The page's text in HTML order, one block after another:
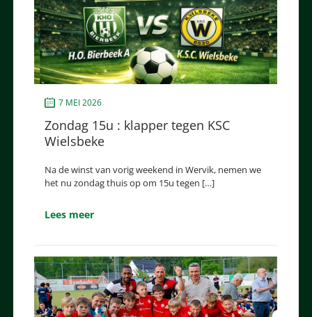
7 MEI 2026
Zondag 15u : klapper tegen KSC
Wielsbeke
Na de winst van vorig weekend in Wervik, nemen we
het nu zondag thuis op om 15u tegen […]
Lees meer